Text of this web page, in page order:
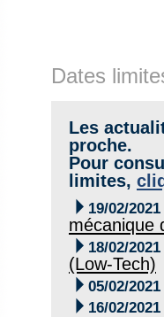
Dates
Les
proche.
Pour
limites,
 19/02/2021
mécanique
 18/02/2021
(Low-Tech)
 05/02/2021
 16/02/2021